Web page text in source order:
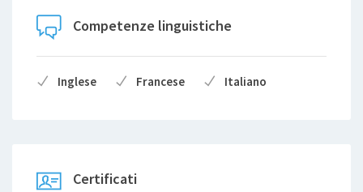
Competenze linguistiche
Inglese Francese Italiano
Certificati